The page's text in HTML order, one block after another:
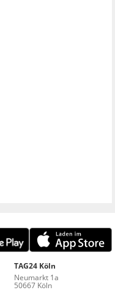
TAG24 Köln
Neumarkt 1a
50667 Köln